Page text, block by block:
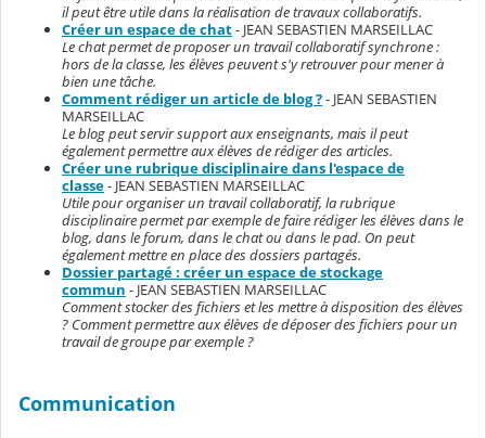
il peut être utile dans la réalisation de travaux collaboratifs.
Créer un espace de chat- JEAN SEBASTIEN MARSEILLAC
Le chat permet de proposer un travail collaboratif synchrone :
hors de la classe, les élèves peuvent s'y retrouver pour mener à
bien une tâche.
Comment rédiger un article de blog ?- JEAN SEBASTIEN
MARSEILLAC
Le blog peut servir support aux enseignants, mais il peut
également permettre aux élèves de rédiger des articles.
Créer une rubrique disciplinaire dans l'espace de
classe- JEAN SEBASTIEN MARSEILLAC
Utile pour organiser un travail collaboratif, la rubrique
disciplinaire permet par exemple de faire rédiger les élèves dans le
blog, dans le forum, dans le chat ou dans le pad. On peut
également mettre en place des dossiers partagés.
Dossier partagé : créer un espace de stockage
commun - JEAN SEBASTIEN MARSEILLAC
Comment stocker des fichiers et les mettre à disposition des élèves
? Comment permettre aux élèves de déposer des fichiers pour un
travail de groupe par exemple ?
Communication